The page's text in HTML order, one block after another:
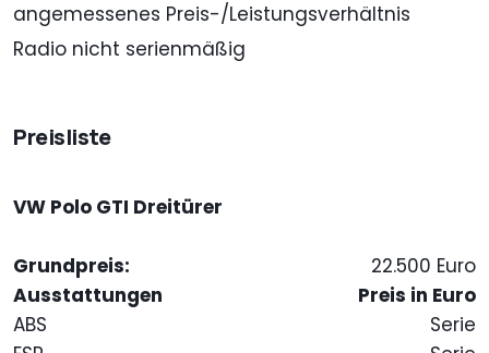
angemessenes Preis-/Leistungsverhältnis
Radio nicht serienmäßig
Preisliste
VW Polo GTI Dreitürer
Grundpreis:
22.500 Euro
Ausstattungen
Preis in Euro
ABS
Serie